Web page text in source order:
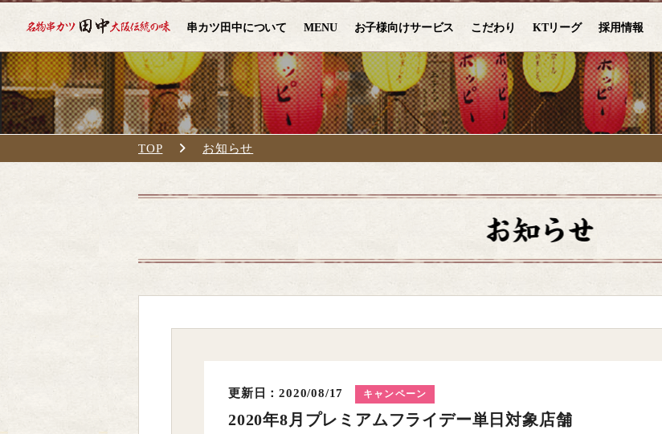
串カツ田中について MENU お子様向けサービス こだわり KTリーグ 採用情報
TOP お知らせ
更新日：2020/08/17 キャンペーン
2020年8月プレミアムフライデー単日対象店舗